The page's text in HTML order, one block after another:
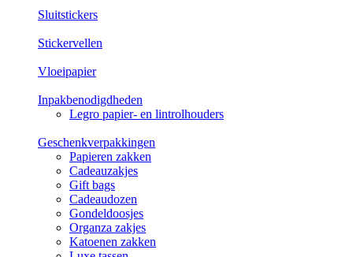
Sluitstickers
Stickervellen
Vloeipapier
Inpakbenodigdheden
Legro papier- en lintrolhouders
Geschenkverpakkingen
Papieren zakken
Cadeauzakjes
Gift bags
Cadeaudozen
Gondeldoosjes
Organza zakjes
Katoenen zakken